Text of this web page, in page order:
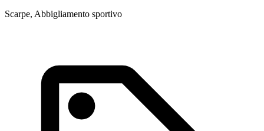
Scarpe, Abbigliamento sportivo